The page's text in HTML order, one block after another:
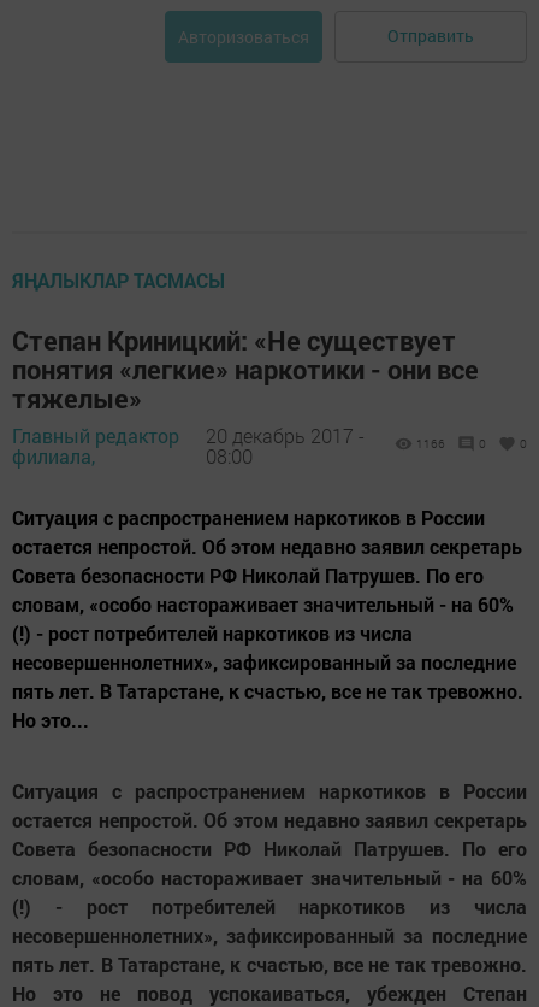
Авторизоваться Отправить
ЯҢАЛЫКЛАР ТАСМАСЫ
Степан Криницкий: «Не существует
понятия «легкие» наркотики - они все
тяжелые»
Главный редактор
филиала,
20 декабрь 2017 -
08:00
1166 0 0
Ситуация с распространением наркотиков в России
остается непростой. Об этом недавно заявил секретарь
Совета безопасности РФ Николай Патрушев. По его
словам, «особо настораживает значительный - на 60%
(!) - рост потребителей наркотиков из числа
несовершеннолетних», зафиксированный за последние
пять лет. В Татарстане, к счастью, все не так тревожно.
Но это...
Ситуация с распространением наркотиков в России
остается непростой. Об этом недавно заявил секретарь
Совета безопасности РФ Николай Патрушев. По его
словам, «особо настораживает значительный - на 60%
(!) - рост потребителей наркотиков из числа
несовершеннолетних», зафиксированный за последние
пять лет. В Татарстане, к счастью, все не так тревожно.
Но это не повод успокаиваться, убежден Степан